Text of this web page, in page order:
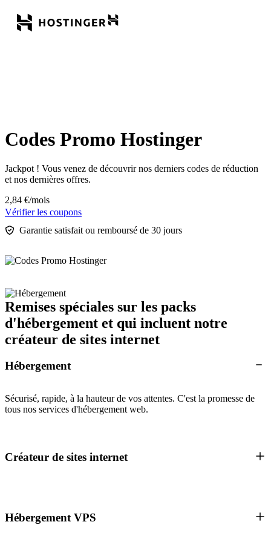
Codes Promo Hostinger
Jackpot ! Vous venez de découvrir nos derniers codes de réduction
et nos dernières offres.
2,84 €/mois
Vérifier les coupons
Garantie satisfait ou remboursé de 30 jours
Remises spéciales sur les packs
d'hébergement et qui incluent notre
créateur de sites internet
Hébergement
Sécurisé, rapide, à la hauteur de vos attentes. C'est la promesse de
tous nos services d'hébergement web.
Créateur de sites internet
Hébergement VPS